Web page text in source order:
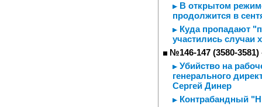
В открытом
продолжится в
Куда пропадают
участились случаи
№146-147 (3580-3581)
Убийство на
генерального
Сергей Динер
Контрабандный